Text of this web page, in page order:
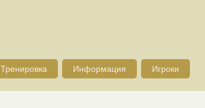
Тренировка Информация Игроки